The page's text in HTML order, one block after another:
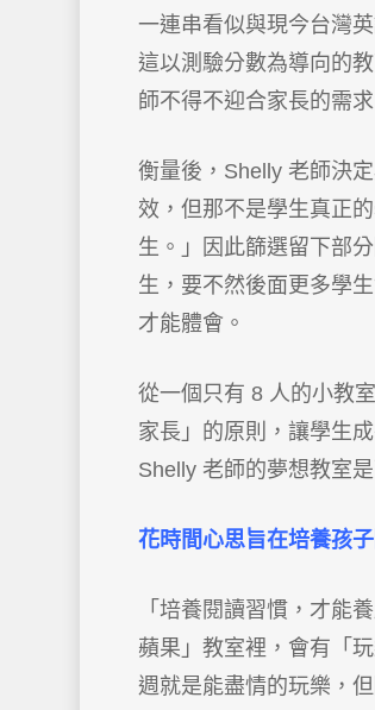
一連串看似與現今台灣
這以測驗分數為導向的
師不得不迎合家長的需
衡量後，Shelly 老師決
效，但那不是學生真正
生。」因此篩選留下部
生，要不然後面更多學
才能體會。
從一個只有 8 人的小教
家長」的原則，讓學生
Shelly 老師的夢想教室
花時間心思旨在培養孩
「培養閱讀習慣，才能
蘋果」教室裡，會有「
週就是能盡情的玩樂，